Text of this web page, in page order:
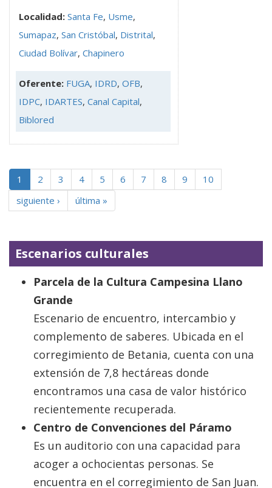
Localidad: Santa Fe, Usme,
Sumapaz, San Cristóbal, Distrital,
Ciudad Bolívar, Chapinero
Oferente: FUGA, IDRD, OFB,
IDPC, IDARTES, Canal Capital,
Biblored
1 2 3 4 5 6 7 8 9
10
siguiente ›
última »
Escenarios culturales
Parcela de la Cultura Campesina Llano
Grande
Escenario de encuentro, intercambio y
complemento de saberes. Ubicada en el
corregimiento de Betania, cuenta con una
extensión de 7,8 hectáreas donde
encontramos una casa de valor histórico
recientemente recuperada.
Centro de Convenciones del Páramo
Es un auditorio con una capacidad para
acoger a ochocientas personas. Se
encuentra en el corregimiento de San Juan.